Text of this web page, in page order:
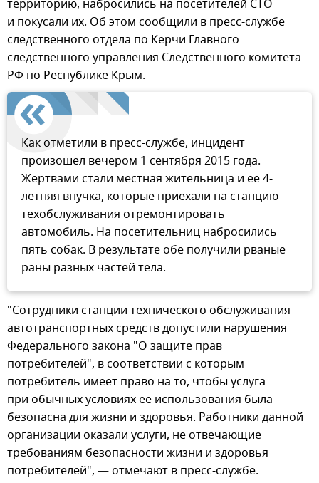
территорию, набросились на посетителей СТО
и покусали их. Об этом сообщили в пресс-службе
следственного отдела по Керчи Главного
следственного управления Следственного комитета
РФ по Республике Крым.
Как отметили в пресс-службе, инцидент
произошел вечером 1 сентября 2015 года.
Жертвами стали местная жительница и ее 4-
летняя внучка, которые приехали на станцию
техобслуживания отремонтировать
автомобиль. На посетительниц набросились
пять собак. В результате обе получили рваные
раны разных частей тела.
"Сотрудники станции технического обслуживания
автотранспортных средств допустили нарушения
Федерального закона "О защите прав
потребителей", в соответствии с которым
потребитель имеет право на то, чтобы услуга
при обычных условиях ее использования была
безопасна для жизни и здоровья. Работники данной
организации оказали услуги, не отвечающие
требованиям безопасности жизни и здоровья
потребителей", — отмечают в пресс-службе.